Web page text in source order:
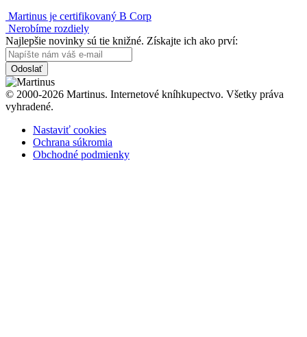
Martinus je certifikovaný B Corp
Nerobíme rozdiely
Najlepšie novinky sú tie knižné. Získajte ich ako prví:
Odoslať
© 2000-2026 Martinus. Internetové kníhkupectvo. Všetky práva
vyhradené.
Nastaviť cookies
Ochrana súkromia
Obchodné podmienky